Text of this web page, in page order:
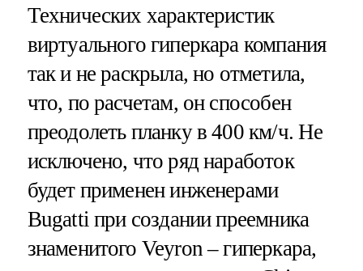
Технических характеристик
виртуального гиперкара компания
так и не раскрыла, но отметила,
что, по расчетам, он способен
преодолеть планку в 400 км/ч. Не
исключено, что ряд наработок
будет применен инженерами
Bugatti при создании преемника
знаменитого Veyron – гиперкара,